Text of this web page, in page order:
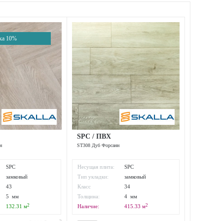
10%
SPC
замковый
43
5 мм
132.31м2
SPC / ПВХ
ST308 Дуб Форсанн
Несущая плита:
SPC
Тип укладки:
замковый
Класс
износостойкости:
34
Толщина:
4 мм
Наличие:
415.33 м2